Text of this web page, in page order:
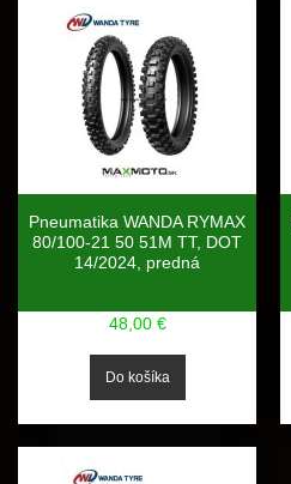
Pneumatika WANDA RYMAX
80/100-21 50 51M TT, DOT
14/2024, predná
48,00 €